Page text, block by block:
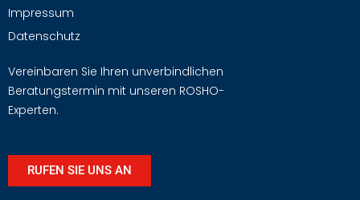
Impressum
Datenschutz
Vereinbaren Sie Ihren unverbindlichen
Beratungstermin mit unseren ROSHO-
Experten.
RUFEN SIE UNS AN